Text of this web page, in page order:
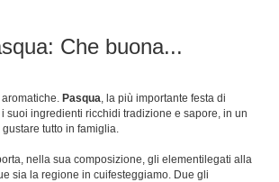
Che buona...
Pasqua, la più importante festa di
suoi ingredienti ricchidi tradizione e sapore, in un
gustare tutto in famiglia.
nella sua composizione, gli elementilegati alla
sia la regione in cuifesteggiamo. Due gli